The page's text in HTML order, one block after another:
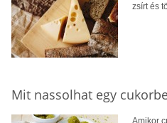
zsírt és
Mit nassolhat egy
Amikor